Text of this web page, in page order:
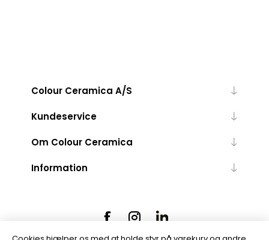
Colour Ceramica A/S
Kundeservice
Om Colour Ceramica
Information